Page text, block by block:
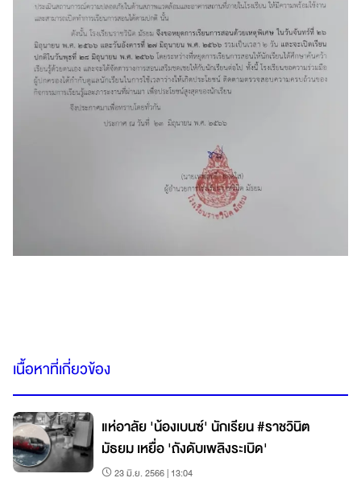
เนื้อหาที่เกี่ยวข้อง
แห่อาลัย 'น้องเบนซ์' นักเรียน #ราชวินิต
มัธยม เหยื่อ 'ถังดับเพลิงระเบิด'
23 มิ.ย. 2566 | 13:04